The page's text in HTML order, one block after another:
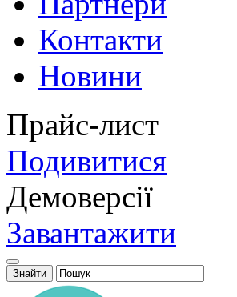
Контакти
Новини
Прайс-лист
Подивитися
Демоверсії
Завантажити